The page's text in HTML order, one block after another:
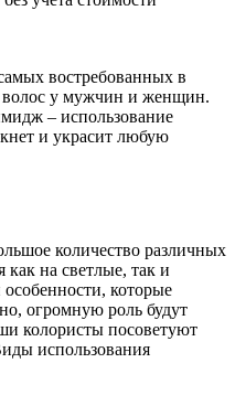
востребованных в
у мужчин и женщин.
– использование
и украсит любую
количество различных
на светлые, так и
которые
огромную роль будут
колористы посоветуют
использования